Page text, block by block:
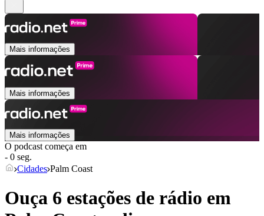
Mais informações
Mais informações
Mais informações
O podcast começa em
- 0 seg.
Cidades Palm Coast
Ouça 6 estações de rádio em